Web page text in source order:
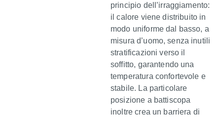
principio dell’irraggiamento:
il calore viene distribuito in
modo uniforme dal basso, a
misura d’uomo, senza inutili
stratificazioni verso il
soffitto, garantendo una
temperatura confortevole e
stabile. La particolare
posizione a battiscopa
inoltre crea un barriera di